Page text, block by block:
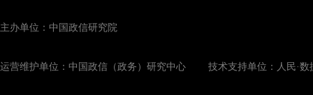
主办单位：中国政信研究院
运营维护单位：中国政信（政务）研究中心 技术支持单位：人民·数